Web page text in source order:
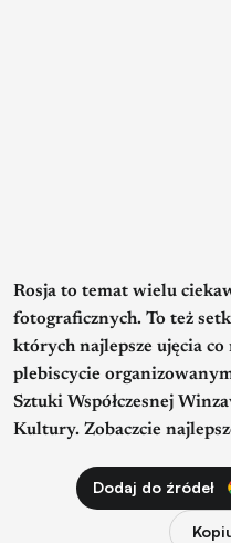
Rosja to temat wielu
fotograficznych. To też
których najlepsze ujęcia
plebiscycie
Sztuki Współczesnej
Kultury. Zobaczcie
Dodaj do źródeł